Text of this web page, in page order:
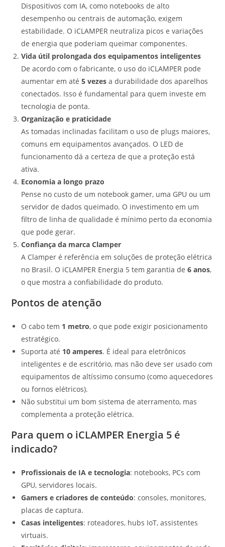
Dispositivos com IA, como notebooks de alto
desempenho ou centrais de automação, exigem
estabilidade. O iCLAMPER neutraliza picos e variações
de energia que poderiam queimar componentes.
Vida útil prolongada dos equipamentos inteligentes
De acordo com o fabricante, o uso do iCLAMPER pode
aumentar em até5 vezes a durabilidade dos aparelhos
conectados. Isso é fundamental para quem investe em
tecnologia de ponta.
Organização e praticidade
As tomadas inclinadas facilitam o uso de plugs maiores,
comuns em equipamentos avançados. O LED de
funcionamento dá a certeza de que a proteção está
ativa.
Economia a longo prazo
Pense no custo de um notebook gamer, uma GPU ou um
servidor de dados queimado. O investimento em um
filtro de linha de qualidade é mínimo perto da economia
que pode gerar.
Confiança da marca Clamper
A Clamper é referência em soluções de proteção elétrica
no Brasil. O iCLAMPER Energia 5 tem garantia de6 anos,
o que mostra a confiabilidade do produto.
Pontos de atenção
O cabo tem 1 metro, o que pode exigir posicionamento
estratégico.
Suporta até 10 amperes. É ideal para eletrônicos
inteligentes e de escritório, mas não deve ser usado com
equipamentos de altíssimo consumo (como aquecedores
ou fornos elétricos).
Não substitui um bom sistema de aterramento, mas
complementa a proteção elétrica.
Para quem o iCLAMPER Energia 5 é
indicado?
Profissionais de IA e tecnologia: notebooks, PCs com
GPU, servidores locais.
Gamers e criadores de conteúdo: consoles, monitores,
placas de captura.
Casas inteligentes: roteadores, hubs IoT, assistentes
virtuais.